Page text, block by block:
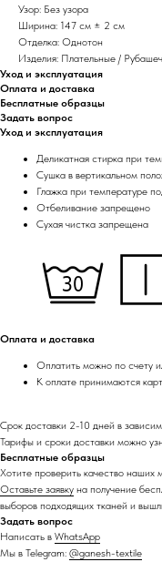
Узор: Без узора
Ширина: 147 см ± 2 см
Отделка: Однотон
Изделия: Плательные /
Уход и эксплуатация
Оплата и доставка
Бесплатные образцы
Задать вопрос
Уход и эксплуатация
Деликатная стирка при
Сушка в вертикальном
Глажка при температуре
Отбеливание запрещено
Сухая чистка запрещена
Оплата и доставка
Оплатить можно по счету
К оплате принимаются
Срок доставки 2-10 дней в
Тарифы и сроки доставки можно
Бесплатные образцы
Хотите проверить качество наших
Оставьте заявку на получение
выборов подходящих тканей и
Задать вопрос
Написать в WhatsApp
Мы в Telegram: @ganesh-textile